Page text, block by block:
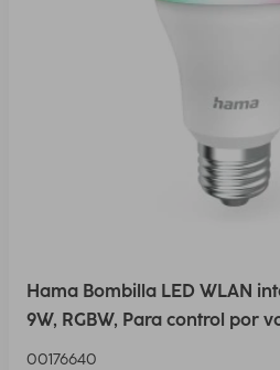
Hama Bombilla LED WLAN
9W, RGBW, Para control por
00176640